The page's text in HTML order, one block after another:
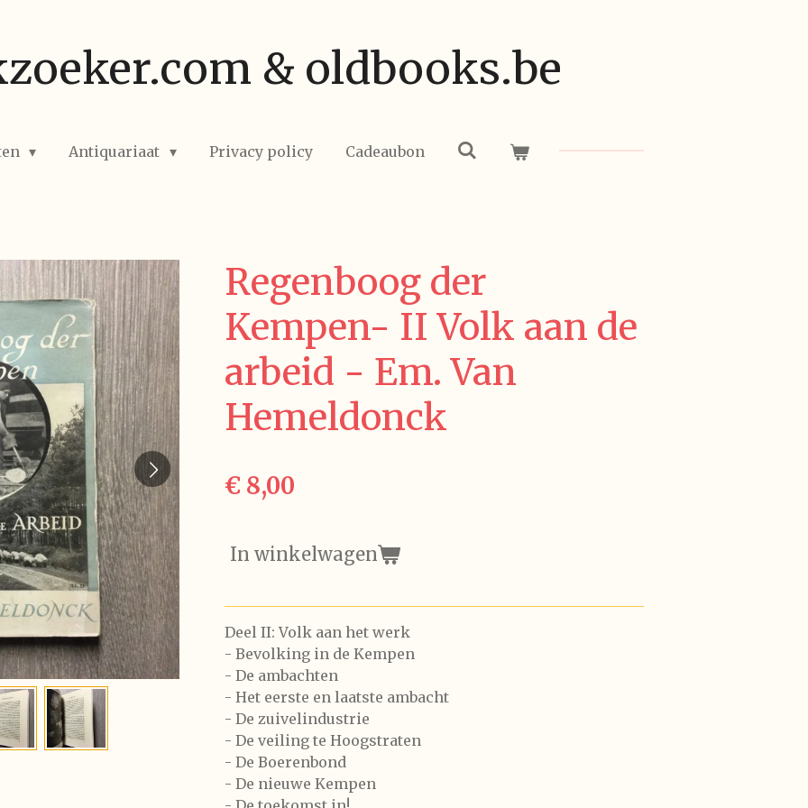
& oldbooks.be
Antiquariaat Privacy policy Cadeaubon
Regenboog der
Kempen- II Volk aan de
arbeid - Em. Van
Hemeldonck
€ 8,00
In winkelwagen
Deel II: Volk aan het werk
- Bevolking in de Kempen
- De ambachten
- Het eerste en laatste ambacht
- De zuivelindustrie
- De veiling te Hoogstraten
- De Boerenbond
- De nieuwe Kempen